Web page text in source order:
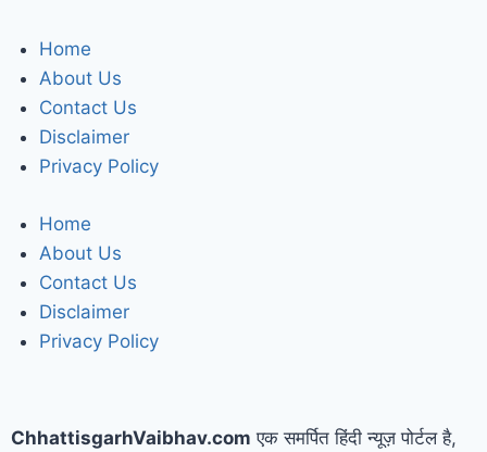
Home
About Us
Contact Us
Disclaimer
Privacy Policy
Home
About Us
Contact Us
Disclaimer
Privacy Policy
ChhattisgarhVaibhav.com एक समर्पित हिंदी न्यूज़ पोर्टल है,